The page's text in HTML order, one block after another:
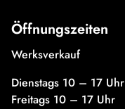
Öffnungszeiten
Werksverkauf
Dienstags 10 – 17 Uhr
Freitags 10 – 17 Uhr